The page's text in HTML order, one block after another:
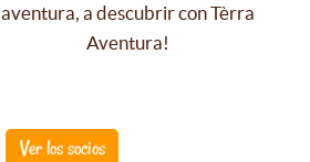
aventura, a descubrir con Tèrra
Aventura!
Ver los socios